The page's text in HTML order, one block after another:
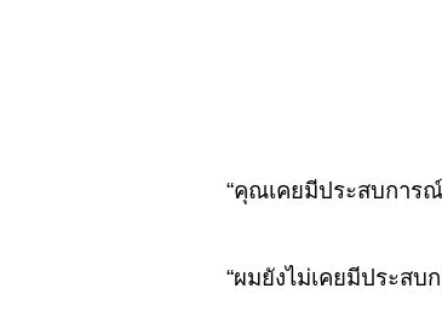
“คุณเคยมีประสบการณ์
“ผมยังไม่เคยมีประส